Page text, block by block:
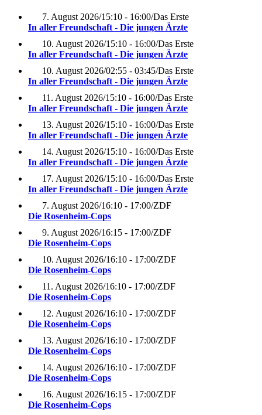
7. August 2026/15:10 - 16:00/Das Erste
In aller Freundschaft - Die jungen Ärzte
10. August 2026/15:10 - 16:00/Das Erste
In aller Freundschaft - Die jungen Ärzte
10. August 2026/02:55 - 03:45/Das Erste
In aller Freundschaft - Die jungen Ärzte
11. August 2026/15:10 - 16:00/Das Erste
In aller Freundschaft - Die jungen Ärzte
13. August 2026/15:10 - 16:00/Das Erste
In aller Freundschaft - Die jungen Ärzte
14. August 2026/15:10 - 16:00/Das Erste
In aller Freundschaft - Die jungen Ärzte
17. August 2026/15:10 - 16:00/Das Erste
In aller Freundschaft - Die jungen Ärzte
7. August 2026/16:10 - 17:00/ZDF
Die Rosenheim-Cops
9. August 2026/16:15 - 17:00/ZDF
Die Rosenheim-Cops
10. August 2026/16:10 - 17:00/ZDF
Die Rosenheim-Cops
11. August 2026/16:10 - 17:00/ZDF
Die Rosenheim-Cops
12. August 2026/16:10 - 17:00/ZDF
Die Rosenheim-Cops
13. August 2026/16:10 - 17:00/ZDF
Die Rosenheim-Cops
14. August 2026/16:10 - 17:00/ZDF
Die Rosenheim-Cops
16. August 2026/16:15 - 17:00/ZDF
Die Rosenheim-Cops